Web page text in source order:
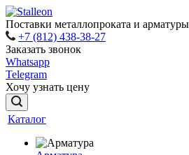
Поставки металлопроката и
+7 (812) 438-38-27
Заказать звонок
Whatsapp
Telegram
Хочу узнать цену
Каталог